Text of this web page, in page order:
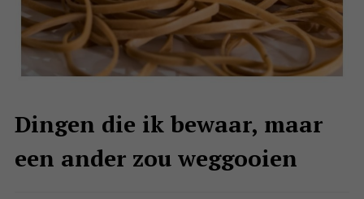
Dingen die ik bewaar, maar
een ander zou weggooien